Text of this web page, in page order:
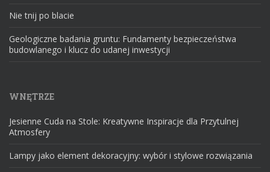
Nie tnij po blacie
Geologiczne badania gruntu: Fundamenty bezpieczeństwa
budowlanego i klucz do udanej inwestycji
WNĘTRZE
Jesienne Cuda na Stole: Kreatywne Inspiracje dla Przytulnej
Atmosfery
Lampy jako element dekoracyjny: wybór i stylowe rozwiązania